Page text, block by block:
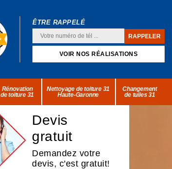
ÊTRE RAPPELÉ
VOIR NOS RÉALISATIONS
Rénovation
de toiture 31
Nettoyage de toiture 31
Haute-Garonne
Changement
de tuiles 31
Devis
gratuit
Demandez votre
devis, c'est gratuit!